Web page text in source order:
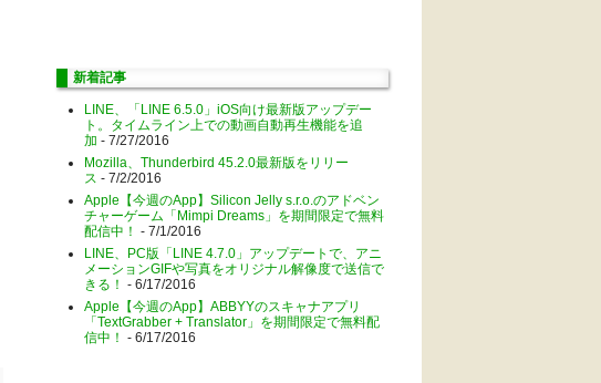
新着記事
LINE、「LINE 6.5.0」iOS向け最新版アップデー
ト。タイムライン上での動画自動再生機能を追
加 - 7/27/2016
Mozilla、Thunderbird 45.2.0最新版をリリー
ス - 7/2/2016
Apple【今週のApp】Silicon Jelly s.r.o.のアドベン
チャーゲーム「Mimpi Dreams」を期間限定で無料
配信中！ - 7/1/2016
LINE、PC版「LINE 4.7.0」アップデートで、アニ
メーションGIFや写真をオリジナル解像度で送信で
きる！ - 6/17/2016
Apple【今週のApp】ABBYYのスキャナアプリ
「TextGrabber + Translator」を期間限定で無料配
信中！ - 6/17/2016